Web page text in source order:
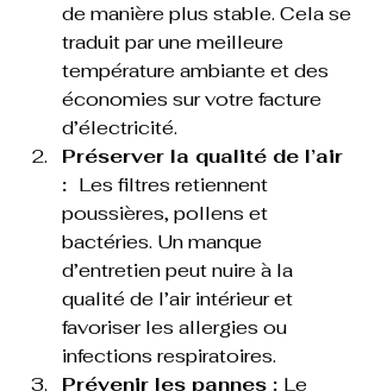
de manière plus stable. Cela se
traduit par une meilleure
température ambiante et des
économies sur votre facture
d’électricité.
Préserver la qualité de l’air
: Les filtres retiennent
poussières, pollens et
bactéries. Un manque
d’entretien peut nuire à la
qualité de l’air intérieur et
favoriser les allergies ou
infections respiratoires.
Prévenir les pannes : Le